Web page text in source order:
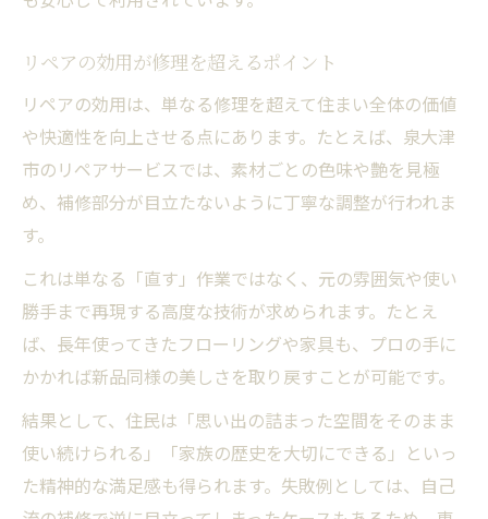
リペアの効用が修理を超えるポイント
リペアの効用は、単なる修理を超えて住まい全体の価値
や快適性を向上させる点にあります。たとえば、泉大津
市のリペアサービスでは、素材ごとの色味や艶を見極
め、補修部分が目立たないように丁寧な調整が行われま
す。
これは単なる「直す」作業ではなく、元の雰囲気や使い
勝手まで再現する高度な技術が求められます。たとえ
ば、長年使ってきたフローリングや家具も、プロの手に
かかれば新品同様の美しさを取り戻すことが可能です。
結果として、住民は「思い出の詰まった空間をそのまま
使い続けられる」「家族の歴史を大切にできる」といっ
た精神的な満足感も得られます。失敗例としては、自己